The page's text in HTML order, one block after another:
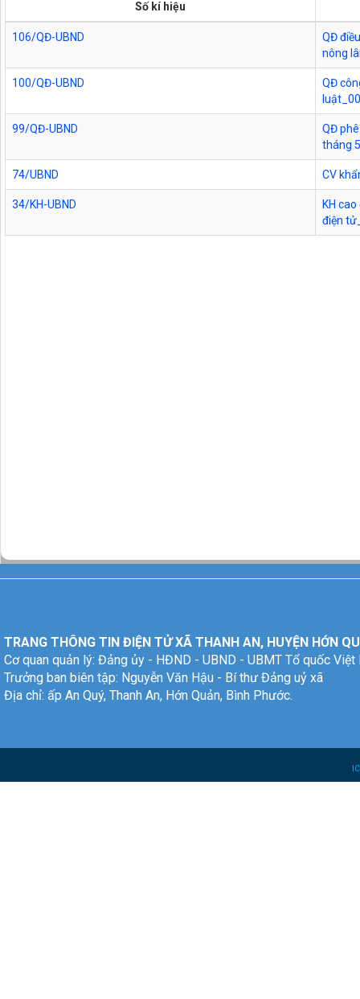
Số kí hiệu
106/QĐ-UBND
QĐ
nông
100/QĐ-UBND
QĐ
99/QĐ-UBND
QĐ
tháng
74/UBND CV
34/KH-UBND
KH
điện
TRANG THÔNG TIN ĐIỆN TỬ XÃ THANH AN, HUYỆN HỚN
Cơ quan quản lý: Đảng ủy - HĐND - UBND - UBMT Tổ quốc Việt
Trưởng ban biên tập: Nguyễn Văn Hậu - Bí thư Đảng uỷ xã
Địa chỉ: ấp An Quý, Thanh An, Hớn Quản, Bình Phước.